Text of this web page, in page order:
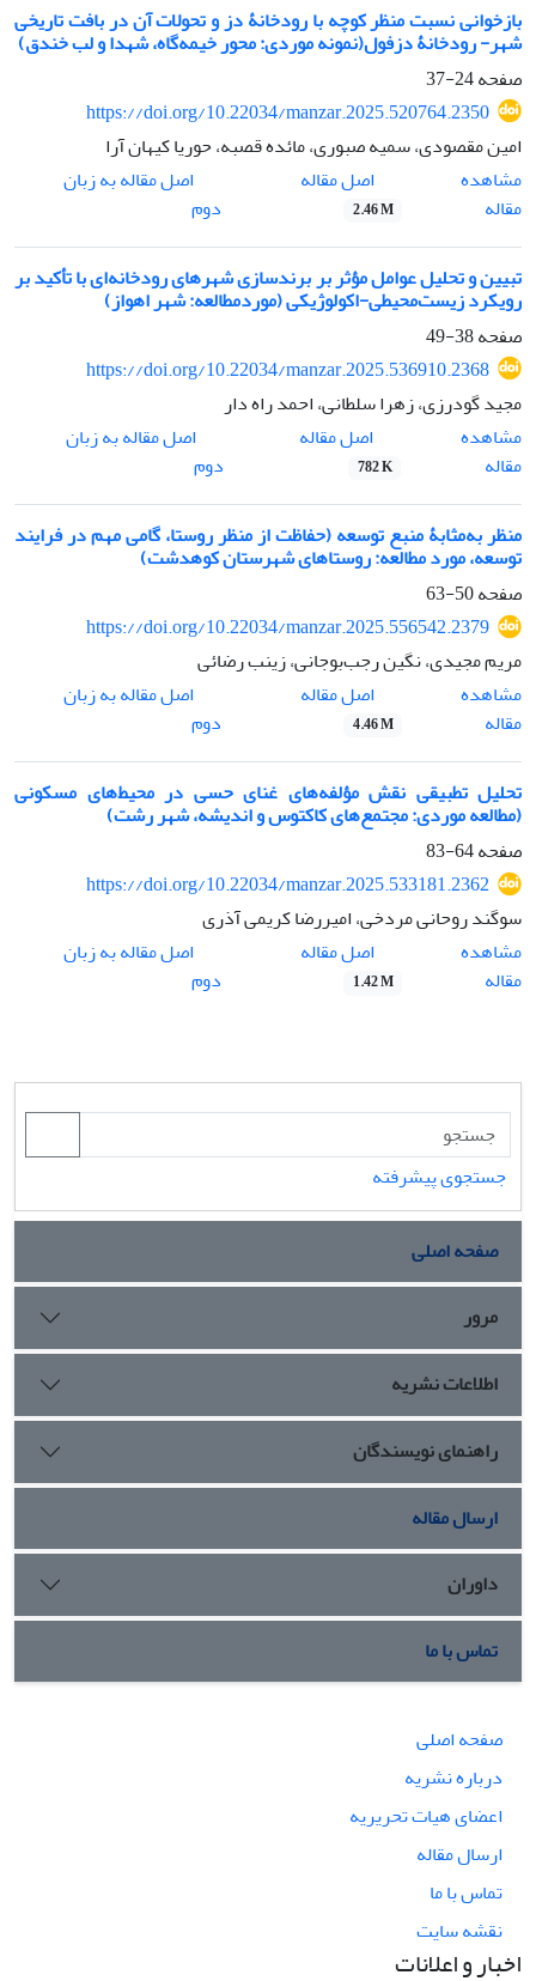
بازخوانی نسبت منظر کوچه با رودخانۀ دز و تحولات آن در بافت تاریخی
شهر- رودخانۀ دزفول(نمونه موردی: محور خیمه‌گاه، شهدا و لب خندق)
صفحه24-37
https://doi.org/10.22034/manzar.2025.520764.2350
امین مقصودی، سمیه صبوری، مائده قصبه، حوریا کیهان آرا
مشاهده
مقاله
اصل مقاله
2.46 M
اصل مقاله به زبان
دوم
تبیین و تحلیل عوامل مؤثر بر برندسازی شهرهای رودخانه‌‌ای با تأکید بر
رویکرد زیست‌محیطی-اکولوژیکی (موردمطالعه: شهر اهواز)
صفحه38-49
https://doi.org/10.22034/manzar.2025.536910.2368
مجید گودرزی، زهرا سلطانی، احمد راه دار
مشاهده
مقاله
اصل مقاله
782 K
اصل مقاله به زبان
دوم
منظر به‌مثابۀ منبع توسعه (حفاظت از منظر روستا، گامی مهم در فرایند
توسعه، مورد مطالعه: روستاهای شهرستان کوهدشت)
صفحه50-63
https://doi.org/10.22034/manzar.2025.556542.2379
مریم مجیدی، نگین رجب‌بوجانی، زینب رضائی
مشاهده
مقاله
اصل مقاله
4.46 M
اصل مقاله به زبان
دوم
تحلیل تطبیقی نقش مؤلفه‌های غنای حسی در محیط‌های مسکونی
(مطالعه موردی: مجتمع‌های کاکتوس و اندیشه، شهر رشت)
صفحه64-83
https://doi.org/10.22034/manzar.2025.533181.2362
سوگند روحانی مردخی، امیررضا کریمی آذری
مشاهده
مقاله
اصل مقاله
1.42 M
اصل مقاله به زبان
دوم
جستجوی پیشرفته
صفحه اصلی
مرور
اطلاعات نشریه
راهنمای نویسندگان
ارسال مقاله
داوران
تماس با ما
صفحه اصلی
درباره نشریه
اعضای هیات تحریریه
ارسال مقاله
تماس با ما
نقشه سایت
اخبار و اعلانات